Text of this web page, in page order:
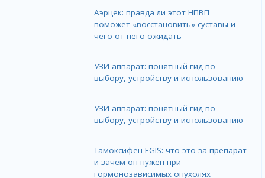
Аэрцек: правда ли этот НПВП
поможет «восстановить» суставы и
чего от него ожидать
УЗИ аппарат: понятный гид по
выбору, устройству и использованию
УЗИ аппарат: понятный гид по
выбору, устройству и использованию
Тамоксифен EGIS: что это за препарат
и зачем он нужен при
гормонозависимых опухолях